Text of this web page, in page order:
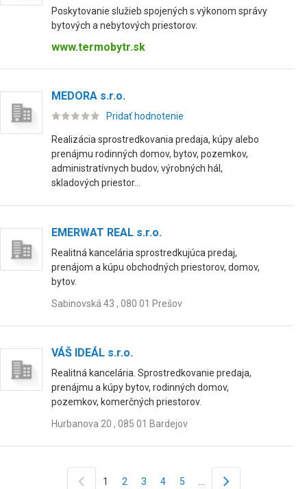
Poskytovanie služieb spojených s výkonom správy
bytových a nebytových priestorov.
www.termobytr.sk
MEDORA s.r.o.
Pridať hodnotenie
Realizácia sprostredkovania predaja, kúpy alebo
prenájmu rodinných domov, bytov, pozemkov,
administratívnych budov, výrobných hál,
skladových priestor...
EMERWAT REAL s.r.o.
Realitná kancelária sprostredkujúca predaj,
prenájom a kúpu obchodných priestorov, domov,
bytov.
Sabinovská 43 , 080 01 Prešov
VÁŠ IDEÁL s.r.o.
Realitná kancelária. Sprostredkovanie predaja,
prenájmu a kúpy bytov, rodinných domov,
pozemkov, komerčných priestorov.
Hurbanova 20 , 085 01 Bardejov
1 2 3 4 5